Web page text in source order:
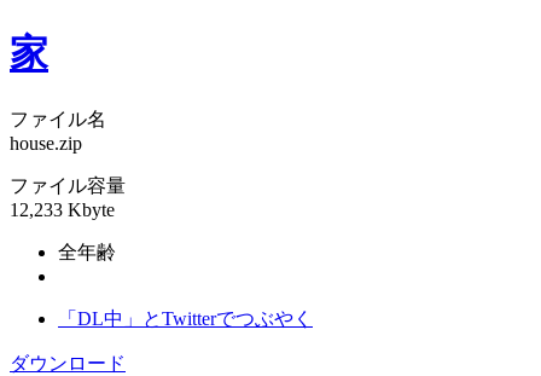
家
ファイル名
house.zip
ファイル容量
12,233 Kbyte
全年齢
「DL中」とTwitterでつぶやく
ダウンロード